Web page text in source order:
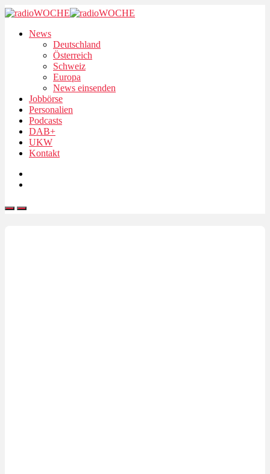
News
Deutschland
Österreich
Schweiz
Europa
News einsenden
Jobbörse
Personalien
Podcasts
DAB+
UKW
Kontakt